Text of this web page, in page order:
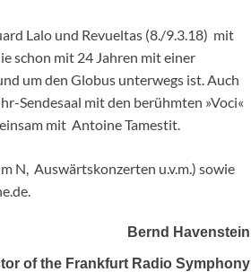
Lalo und Revueltas (8./9.3.18) mit
schon mit 24 Jahren mit einer
um den Globus unterwegs ist. Auch
Sendesaal mit den berühmten »Voci«
mit Antoine Tamestit.
N, Auswärtskonzerten u.v.m.) sowie
Bernd Havenstein
of the Frankfurt Radio Symphony